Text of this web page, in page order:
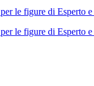
le figure di Esperto
le figure di Esperto